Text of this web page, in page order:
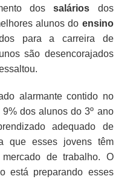
dossalários dos
alunos do ensino
para a carreira de
são desencorajados
alarmante contido no
dos alunos do 3º ano
adequado de
que esses jovens têm
de trabalho. O
está preparando esses